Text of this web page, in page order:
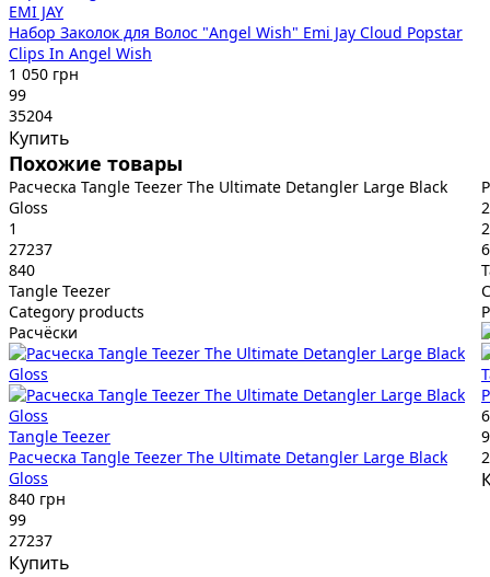
EMI JAY
Набор Заколок для Волос "Angel Wish" Emi Jay Cloud Popstar
Clips In Angel Wish
1 050 грн
99
35204
Купить
Похожие товары
Расческа Tangle Teezer The Ultimate Detangler Large Black
Gloss
1
27237
840
Tangle Teezer
Category products
Расчёски
Tangle Teezer
Расческа Tangle Teezer The Ultimate Detangler Large Black
Gloss
840 грн
99
27237
Купить
2